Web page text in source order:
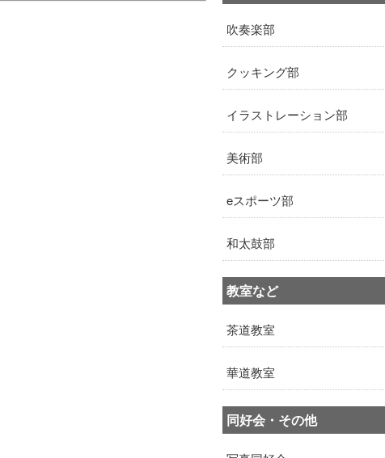
吹奏楽部
クッキング部
イラストレーション部
美術部
eスポーツ部
和太鼓部
教室など
茶道教室
華道教室
同好会・その他